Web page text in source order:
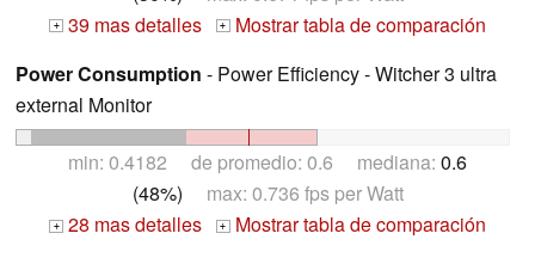
+ 39 mas detalles + Mostrar tabla de comparación
Power Consumption - Power Efficiency - Witcher 3 ultra
external Monitor
min: 0.4182 de promedio: 0.6 mediana: 0.6
(48%) max: 0.736 fps per Watt
+ 28 mas detalles + Mostrar tabla de comparación